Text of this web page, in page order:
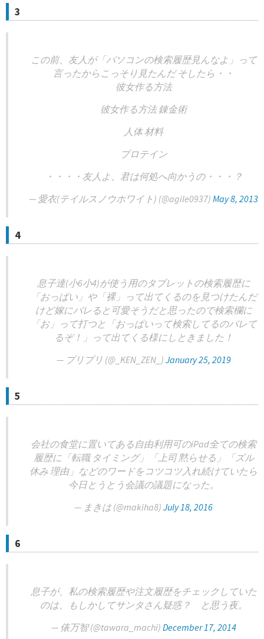
3
この前、友人が「パソコンの検索履歴見んなよ」って
言ったからこっそり見たんだ そしたら・・
彼女作る方法
彼女作る方法 錬金術
人体 材料
プロテイン
・・・・友人よ、君は何処へ向かうの・・・？
— 愛衣(テイルスノウホワイト) (@agile0937) May 8, 2013
4
息子達(小6小4)が使う用のタブレットの検索履歴に
「おっぱい」や「裸」って出てくるのを見つけたんだ
けど嫁にバレると可愛そうだと思ったので検索欄に
「お」って打つと「おっぱいって検索してるのバレて
るぞ！」って出てくる様にしときました！
— プリプリ (@_KEN_ZEN_) January 25, 2019
5
会社の食堂に置いてある自由利用可のiPad全ての検索
履歴に「転職 タイミング」「上司 黙らせる」「ズル
休み 理由」などのワードをコツコツ入れ続けていたら
今日とうとう会議の議題になった。
— まきは (@makiha8) July 18, 2016
6
息子が、私の検索履歴や注文履歴をチェックしていた
のは、もしかしてサンタさん疑惑？ と思う夜。
— 俵万智 (@tawara_machi) December 17, 2014